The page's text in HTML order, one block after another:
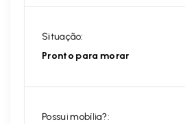
Situação:
Pronto para morar
Possui mobília?: